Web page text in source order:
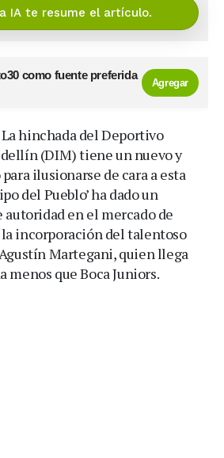
IA te resume el artículo.
como fuente preferida
Agregar
La hinchada del Deportivo
(DIM) tiene un nuevo y
ilusionarse de cara a esta
del Pueblo’ ha dado un
autoridad en el mercado de
incorporación del talentoso
Martegani, quien llega
menos que Boca Juniors.